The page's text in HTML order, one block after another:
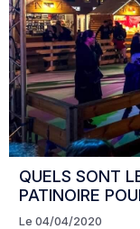
QUELS SONT
PATINOIRE
Le 04/04/2020